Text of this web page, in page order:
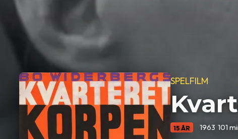
SPELFILM
15 ÅR •1963 •101